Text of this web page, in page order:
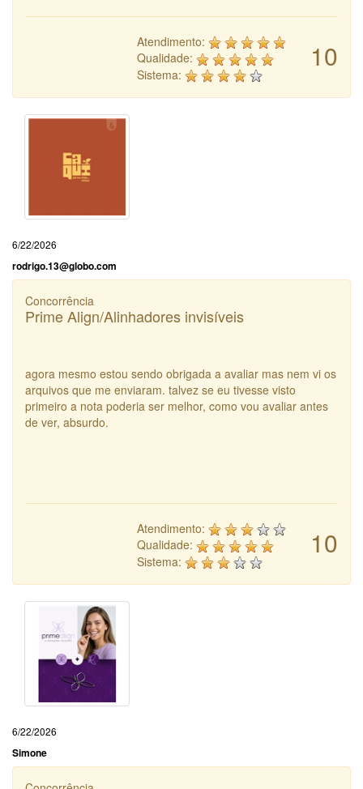
10
Atendimento:
Qualidade:
Sistema:
6/22/2026
rodrigo.13@globo.com
Concorrência
Prime Align/Alinhadores invisíveis
agora mesmo estou sendo obrigada a avaliar mas nem vi os
arquivos que me enviaram. talvez se eu tivesse visto
primeiro a nota poderia ser melhor, como vou avaliar antes
de ver, absurdo.
10
Atendimento:
Qualidade:
Sistema:
6/22/2026
Simone